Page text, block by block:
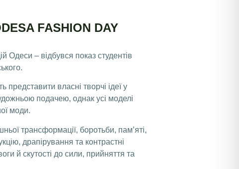
FASHION DAY
Одеси – відбувся показ студентів
власні творчі ідеї у
подачею, однак усі моделі
моди.
трансформації, боротьби, пам’яті,
драпірування та контрастні
й скутості до сили, прийняття та